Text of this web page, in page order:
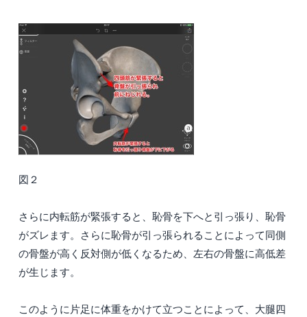
図２
さらに内転筋が緊張すると、恥骨を下へと引っ張り、恥骨
がズレます。さらに恥骨が引っ張られることによって同側
の骨盤が高く反対側が低くなるため、左右の骨盤に高低差
が生じます。
このように片足に体重をかけて立つことによって、大腿四